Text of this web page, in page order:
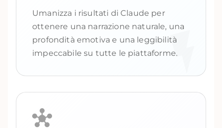
Umanizza i risultati di Claude per
ottenere una narrazione naturale, una
profondità emotiva e una leggibilità
impeccabile su tutte le piattaforme.